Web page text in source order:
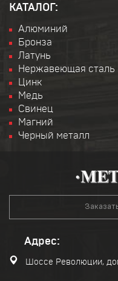
КАТАЛОГ:
Алюминий
Бронза
Латунь
Нержавеющая сталь
Цинк
Медь
Свинец
Магний
Черный металл
Адрес:
Шоссе Революции,